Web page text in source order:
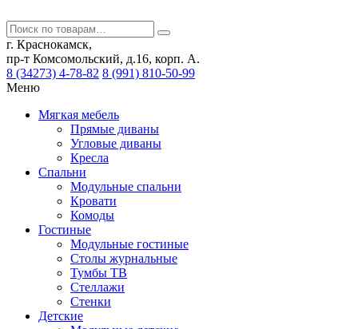
г. Краснокамск,
пр-т Комсомольский, д.16, корп. А.
8 (34273) 4-78-82 8 (991) 810-50-99
Меню
Мягкая мебель
Прямые диваны
Угловые диваны
Кресла
Спальни
Модульные спальни
Кровати
Комоды
Гостиные
Модульные гостиные
Столы журнальные
Тумбы ТВ
Стеллажи
Стенки
Детские